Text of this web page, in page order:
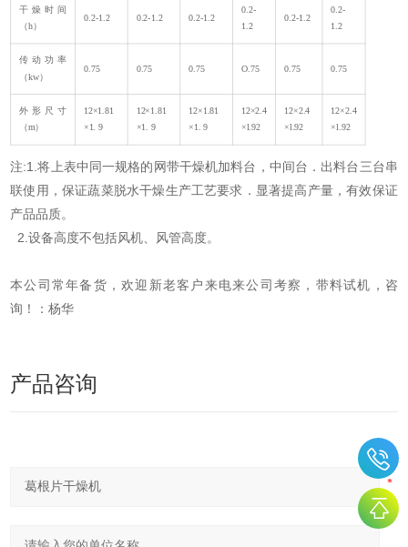
干燥时间
（h）
0.2-1.2 0.2-1.2 0.2-1.2
0.2-
1.2
0.2-1.2
0.2-
1.2
传动功率
（kw）
0.75 0.75 0.75 O.75 0.75 0.75
外形尺寸
（m）
12×1.81
×1. 9
12×1.81
×1. 9
12×1.81
×1. 9
12×2.4
×l.92
12×2.4
×l.92
12×2.4
×l.92
注:1.将上表中同一规格的网带干燥机加料台，中间台．出料台三台串
联使用，保证蔬菜脱水干燥生产工艺要求．显著提高产量，有效保证
产品品质。
2.设备高度不包括风机、风管高度。
本公司常年备货，欢迎新老客户来电来公司考察，带料试机，咨
询！：杨华
产品咨询